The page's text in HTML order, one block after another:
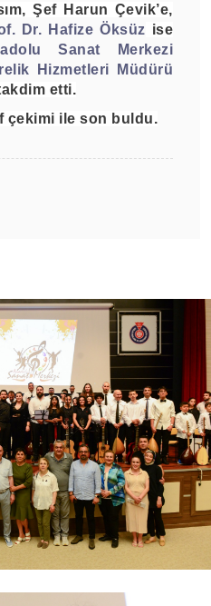
Şef Harun Çevik’e,
Dr. Hafize Öksüz ise
Sanat Merkezi
Hizmetleri Müdürü
etti.
çekimi ile son buldu.